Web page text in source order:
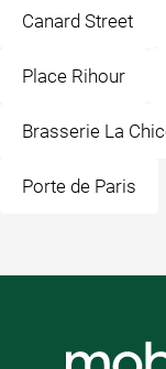
Canard Street
Place Rihour
Brasserie La
Porte de Paris